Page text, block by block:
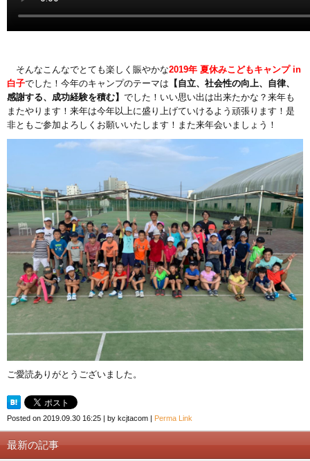
そんなこんなでとても楽しく賑やかな2019年 夏休みこどもキャンプ in
白子でした！今年のキャンプのテーマは 【自立、社会性の向上、自律、
感謝する、成功経験を積む】 でした！いい思い出は出来たかな？来年も
またやります！来年は今年以上に盛り上げていけるよう頑張ります！是
非ともご参加よろしくお願いいたします！また来年会いましょう！
ご愛読ありがとうございました。
Posted on 2019.09.30 16:25 | by kcjtacom | Perma Link
最新の記事